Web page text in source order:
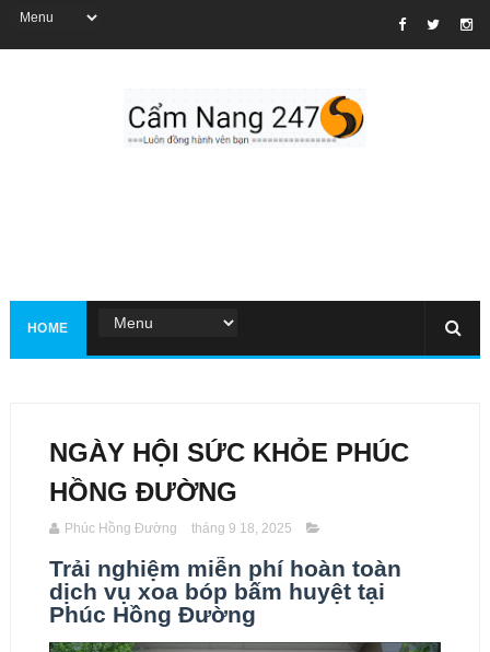
HOME
NGÀY HỘI SỨC KHỎE PHÚC
HỒNG ĐƯỜNG
Phúc Hồng Đường tháng 9 18, 2025
Trải nghiệm miễn phí hoàn toàn
dịch vụ xoa bóp bấm huyệt tại
Phúc Hồng Đường